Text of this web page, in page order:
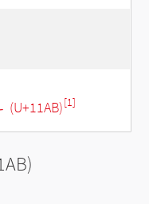
(U+11AB)[1]